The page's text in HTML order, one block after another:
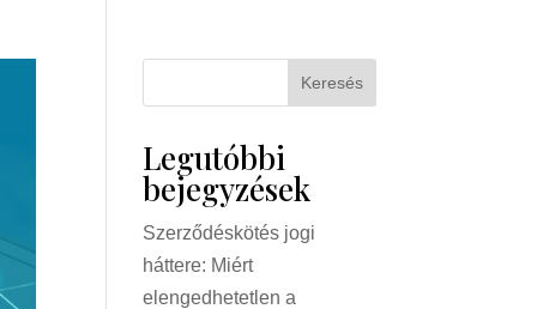
Keresés
Legutóbbi
bejegyzések
Szerződéskötés jogi
háttere: Miért
elengedhetetlen a